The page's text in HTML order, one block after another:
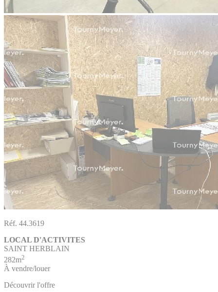
Réf. 44.3619
LOCAL D'ACTIVITES
SAINT HERBLAIN
282m2
À vendre/louer
Découvrir l'offre